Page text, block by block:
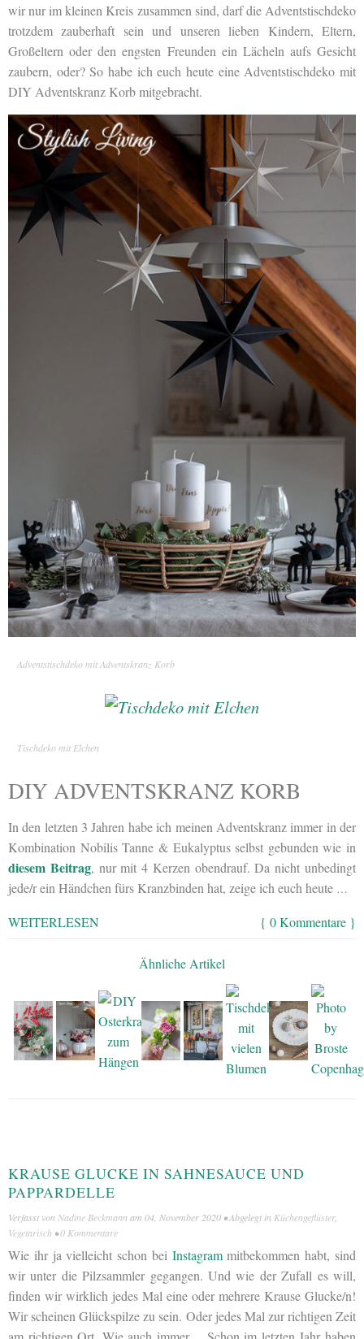
wir nur im kleinen Kreis zusammen sind, darf die Adventstischdeko
trotzdem zauberhaft sein und unseren lieben Kindern, Eltern,
Großeltern oder den engsten Freunden ein Lächeln aufs Gesicht
zaubern, oder? So habe ich euch heute eine Adventstischdeko mit
DIY Adventskranz Korb mitgebracht.
Adventstischdeko mit Adventskranz Korb
Tischdeko mit Elchen
DIY ADVENTSKRANZ KORB
In den letzten 3 Jahren habe ich meinen Adventskranz immer in der
Kombination Nobilis Tanne & Eukalyptus selbst gebunden wie in
diesem Beitrag, nur mit 4 Kerzen obendrauf. Da nicht unbedingt
jede/r ein Händchen fürs Kranzbinden hat, zeige ich euch heute …
WEITERLESEN { 0 Kommentare }
Ähnliche Artikel
KRAUSE GLUCKE IN SAHNESAUCE UND
PAPPARDELLE
Verfasst von Nadine Beckmann am 04. November 2020 • Abgelegt in Küchengeflüster,
Vegetarisch •0 Kommentare
Wie ihr ja vielleicht schon bei Instagrammitbekommen habt, sind
wir unter die Pilzsammler gegangen. Und wie der Zufall es will,
finden wir wirklich jedes Mal eine oder mehrere Krause Glucke/n!
Wir scheinen Glückspilze zu sein. Oder jedes Mal zur richtigen Zeit